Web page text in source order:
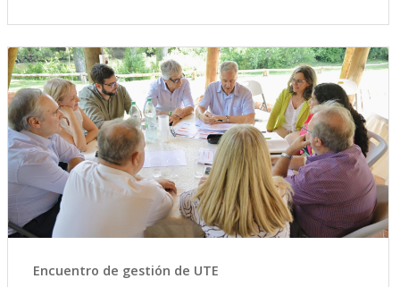
Encuentro de gestión de UTE